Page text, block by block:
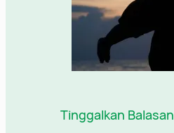
Tinggalkan Balasan